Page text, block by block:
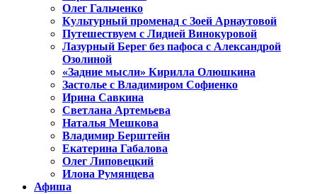
Олег Гальченко
Культурный променад с Зоей Арнаутовой
Путешествуем с Лидией Винокуровой
Лазурный Берег без пафоса с Александрой
Озолиной
«Задние мысли» Кирилла Олюшкина
Застолье с Владимиром Софиенко
Ирина Савкина
Светлана Артемьева
Наталья Мешкова
Владимир Берштейн
Екатерина Габалова
Олег Липовецкий
Илона Румянцева
Афиша